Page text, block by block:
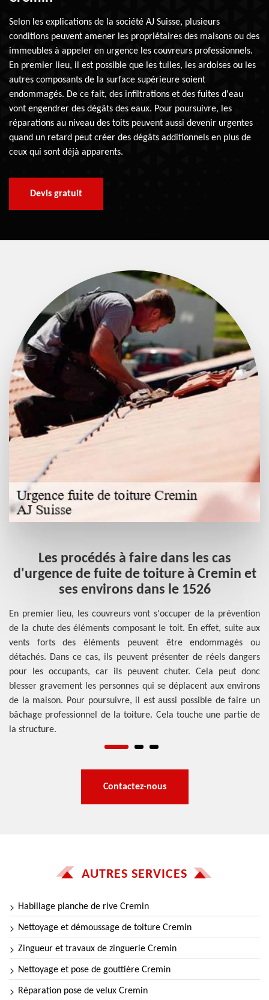
Selon les explications de la société AJ Suisse, plusieurs
conditions peuvent amener les propriétaires des maisons ou des
immeubles à appeler en urgence les couvreurs professionnels.
En premier lieu, il est possible que les tuiles, les ardoises ou les
autres composants de la surface supérieure soient
endommagés. De ce fait, des infiltrations et des fuites d'eau
vont engendrer des dégâts des eaux. Pour poursuivre, les
réparations au niveau des toits peuvent aussi devenir urgentes
quand un retard peut créer des dégâts additionnels en plus de
ceux qui sont déjà apparents.
Devis gratuit
Les procédés à faire dans les cas
d'urgence de fuite de toiture à Cremin et
ses environs dans le 1526
En premier lieu, les couvreurs vont s'occuper de la prévention
de la chute des éléments composant le toit. En effet, suite aux
vents forts des éléments peuvent être endommagés ou
détachés. Dans ce cas, ils peuvent présenter de réels dangers
pour les occupants, car ils peuvent chuter. Cela peut donc
blesser gravement les personnes qui se déplacent aux environs
de la maison. Pour poursuivre, il est aussi possible de faire un
bâchage professionnel de la toiture. Cela touche une partie de
la structure.
Contactez-nous
AUTRES SERVICES
Habillage planche de rive Cremin
Nettoyage et démoussage de toiture Cremin
Zingueur et travaux de zinguerie Cremin
Nettoyage et pose de gouttière Cremin
Réparation pose de velux Cremin